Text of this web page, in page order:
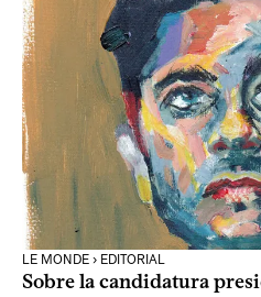
LE MONDE › EDITORIAL
Sobre la candidatura